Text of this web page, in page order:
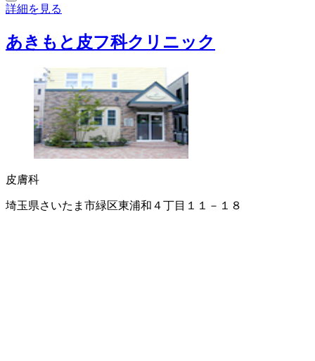
詳細を見る
あきもと皮フ科クリニック
皮膚科
埼玉県さいたま市緑区東浦和４丁目１１－１８